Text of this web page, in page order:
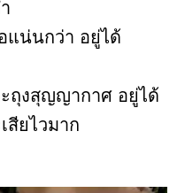
แน่นกว่า อยู่ได้
ถุงสุญญากาศ อยู่ได้
สียไวมาก